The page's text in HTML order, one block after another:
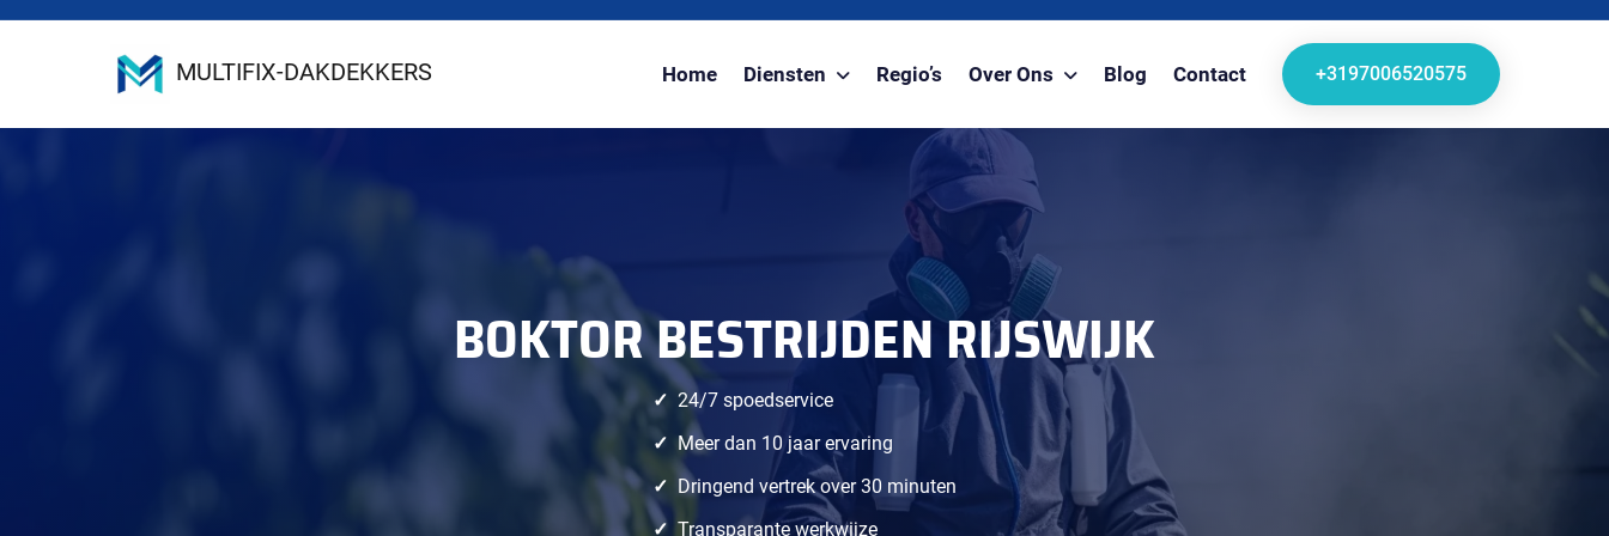
MULTIFIX-DAKDEKKERS Home Diensten Regio’s Over Ons Blog Contact +3197006520575
BOKTOR BESTRIJDEN RIJSWIJK
24/7 spoedservice
Meer dan 10 jaar ervaring
Dringend vertrek over 30 minuten
Transparante werkwijze